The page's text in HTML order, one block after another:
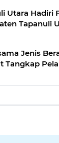
Utara Hadiri
Tapanuli
Jenis
Tangkap